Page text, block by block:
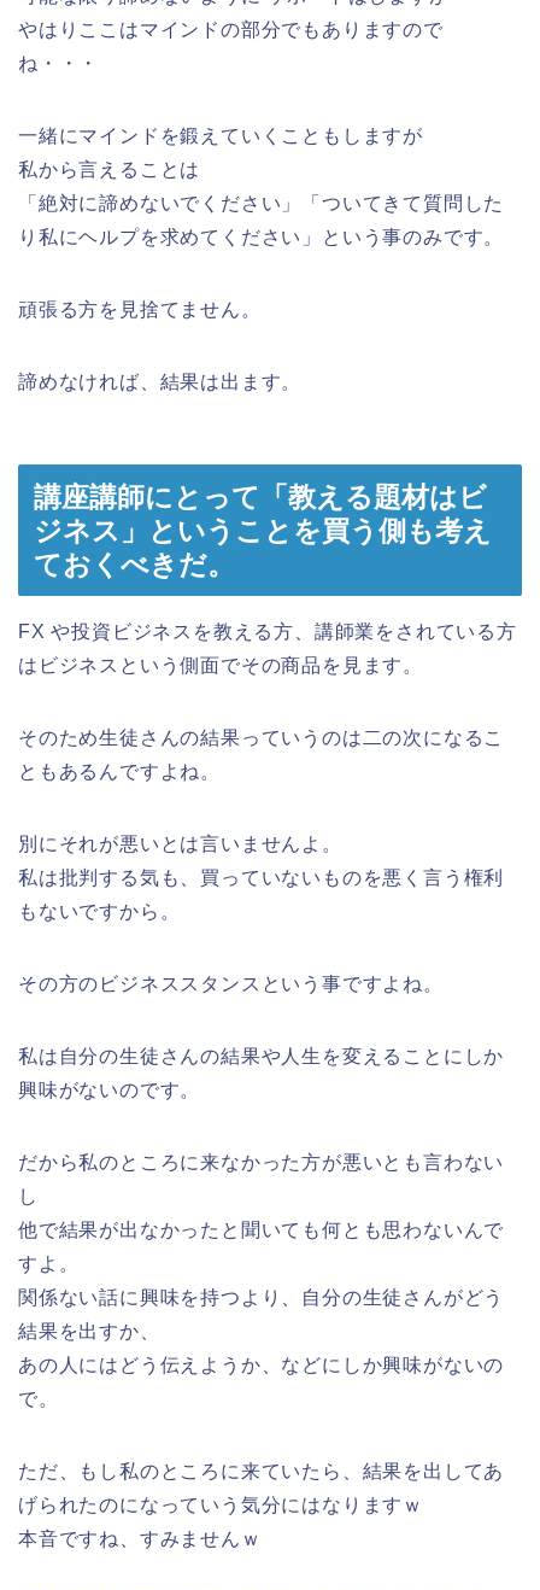
やはりここはマインドの部分でもありますので
ね・・・
一緒にマインドを鍛えていくこともしますが
私から言えることは
「絶対に諦めないでください」「ついてきて質問した
り私にヘルプを求めてください」という事のみです。
頑張る方を見捨てません。
諦めなければ、結果は出ます。
講座講師にとって「教える題材はビ
ジネス」ということを買う側も考え
ておくべきだ。
FX や投資ビジネスを教える方、講師業をされている方
はビジネスという側面でその商品を見ます。
そのため生徒さんの結果っていうのは二の次になるこ
ともあるんですよね。
別にそれが悪いとは言いませんよ。
私は批判する気も、買っていないものを悪く言う権利
もないですから。
その方のビジネススタンスという事ですよね。
私は自分の生徒さんの結果や人生を変えることにしか
興味がないのです。
だから私のところに来なかった方が悪いとも言わない
し
他で結果が出なかったと聞いても何とも思わないんで
すよ。
関係ない話に興味を持つより、自分の生徒さんがどう
結果を出すか、
あの人にはどう伝えようか、などにしか興味がないの
で。
ただ、もし私のところに来ていたら、結果を出してあ
げられたのになっていう気分にはなりますｗ
本音ですね、すみませんｗ